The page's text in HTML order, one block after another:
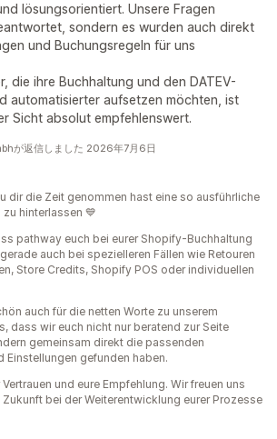
lösungsorientiert. Unsere Fragen
sondern es wurden auch direkt
und Buchungsregeln für uns
die ihre Buchhaltung und den DATEV-
automatisierter aufsetzen möchten, ist
Sicht absolut empfehlenswert.
が返信しました 2026年7月6日
dir die Zeit genommen hast eine so ausführliche
hinterlassen 💙
pathway euch bei eurer Shopify-Buchhaltung
auch bei spezielleren Fällen wie Retouren
Store Credits, Shopify POS oder individuellen
auch für die netten Worte zu unserem
dass wir euch nicht nur beratend zur Seite
gemeinsam direkt die passenden
Einstellungen gefunden haben.
und eure Empfehlung. Wir freuen uns
Zukunft bei der Weiterentwicklung eurer Prozesse